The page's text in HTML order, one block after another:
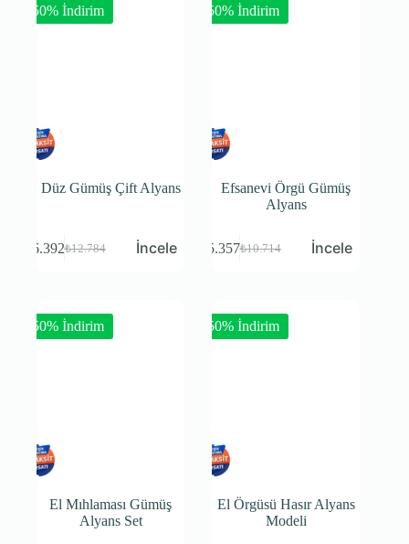
-50% İndirim
Düz Gümüş Çift Alyans
₺12.784
6.392
-50% İndirim
Efsanevi Örgü Gümüş
Alyans
₺10.714
5.357
-50% İndirim
El Mıhlaması Gümüş
Alyans Set
-50% İndirim
El Örgüsü Hasır Alyans
Modeli